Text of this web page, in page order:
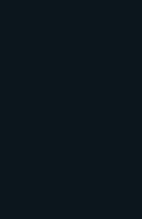
von 1,91 m
(zuletzt vor
Ende November
und Hergang
sei, beruhe nicht
Fahrrinne. Die
insoweit nichts
(Schäden auf
Hergang
des